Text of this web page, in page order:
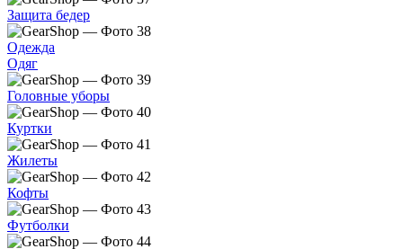
Защита бедер
Одежда
Одяг
Головные уборы
Куртки
Жилеты
Кофты
Футболки